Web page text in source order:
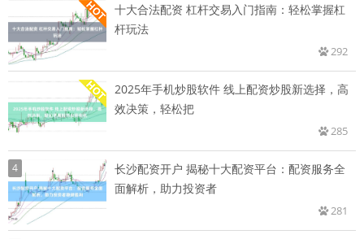
十大合法配资 杠杆交易入门指南：轻松掌握杠
杆玩法
292
2025年手机炒股软件 线上配资炒股新选择，高
效决策，轻松把
285
4
长沙配资开户 揭秘十大配资平台：配资服务全
面解析，助力投资者
281